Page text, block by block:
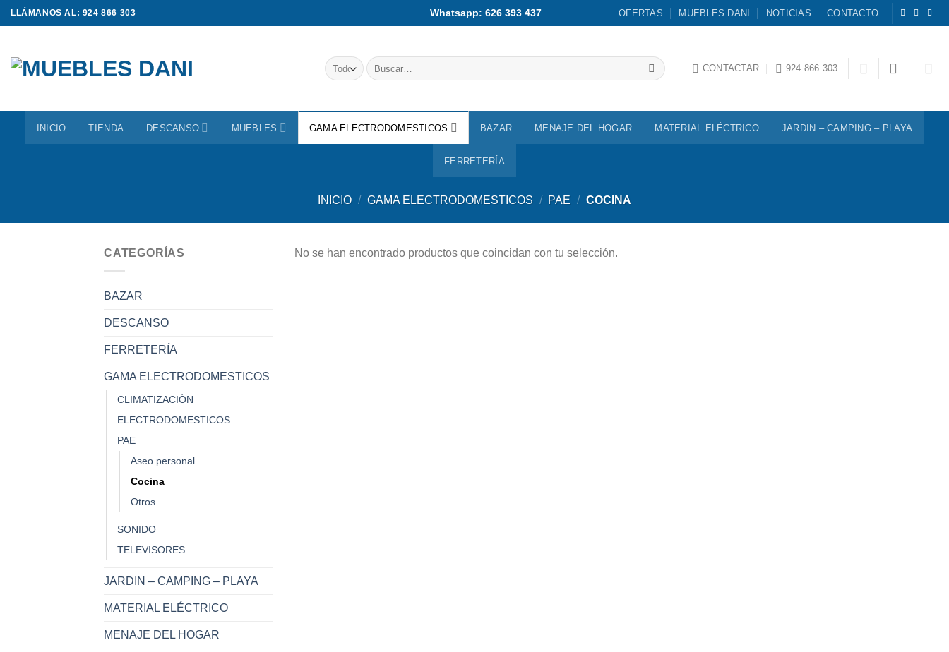
Saltar
al
LLÁMANOS AL: 924 866 303 Whatsapp: 626 393 437 OFERTAS MUEBLES DANI NOTICIAS CONTACTO
Buscar
por:
CONTACTAR 924 866 303
INICIO TIENDA DESCANSO MUEBLES GAMA ELECTRODOMESTICOS BAZAR MENAJE DEL HOGAR MATERIAL ELÉCTRICO JARDIN – CAMPING – PLAYA
FERRETERÍA
INICIO / GAMA ELECTRODOMESTICOS / PAE / COCINA
CATEGORÍAS
BAZAR
DESCANSO
FERRETERÍA
GAMA ELECTRODOMESTICOS
CLIMATIZACIÓN
ELECTRODOMESTICOS
PAE
Aseo personal
Cocina
Otros
SONIDO
TELEVISORES
JARDIN – CAMPING – PLAYA
MATERIAL ELÉCTRICO
MENAJE DEL HOGAR
No se han encontrado productos que coincidan con tu selección.